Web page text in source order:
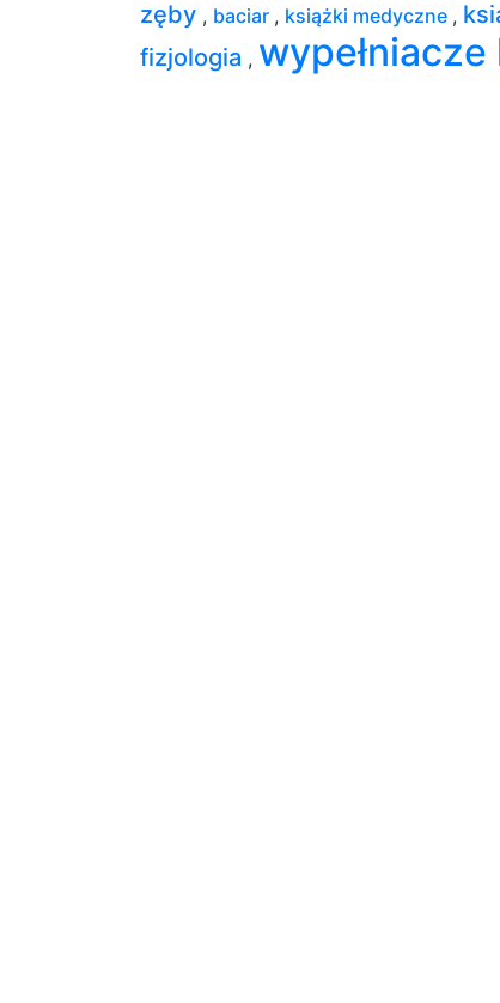
zęby , baciar , książki medyczne ,
fizjologia , wypełniacze